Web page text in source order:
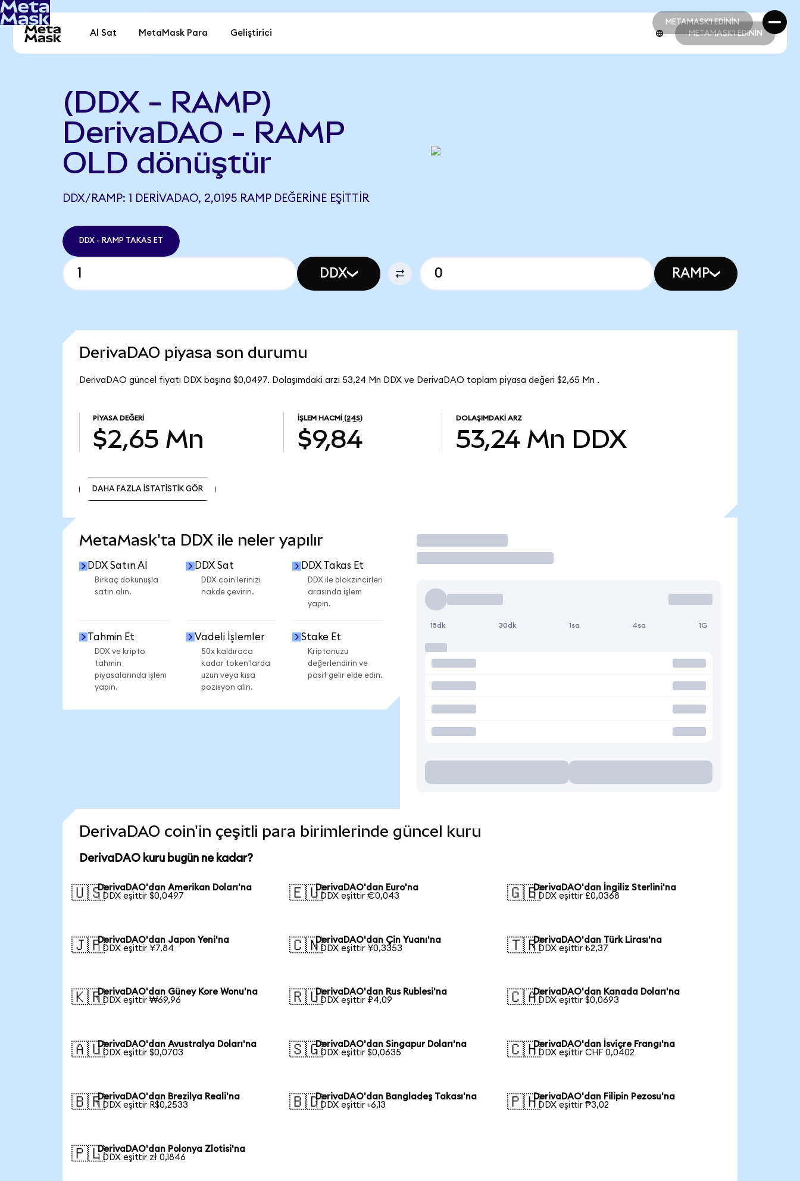
METAMASK'I EDİNİN
METAMASK'I EDİNİN
Al Sat MetaMask Para Geliştirici METAMASK'I EDİNİN
(DDX - RAMP)
DerivaDAO - RAMP
OLD dönüştür
DDX/RAMP: 1 DERIVADAO, 2,0195 RAMP DEĞERINE EŞITTIR
DDX - RAMP TAKAS ET
DDX RAMP
DerivaDAO piyasa son durumu
DerivaDAO güncel fiyatı DDX başına $0,0497. Dolaşımdaki arzı 53,24 Mn DDX ve DerivaDAO toplam piyasa değeri $2,65 Mn .
PIYASA DEĞERI
$2,65 Mn
İŞLEM HACMI (24S)
$9,84
DOLAŞIMDAKI ARZ
53,24 Mn DDX
DAHA FAZLA İSTATİSTİK GÖR
MetaMask'ta DDX ile neler yapılır
DDX Satın Al
Birkaç dokunuşla
satın alın.
DDX Sat
DDX coin'lerinizi
nakde çevirin.
DDX Takas Et
DDX ile blokzincirleri
arasında işlem
yapın.
Tahmin Et
DDX ve kripto
tahmin
piyasalarında işlem
yapın.
Vadeli İşlemler
50x kaldıraca
kadar token'larda
uzun veya kısa
pozisyon alın.
Stake Et
Kriptonuzu
değerlendirin ve
pasif gelir elde edin.
İşlem Yap
15dk 30dk 1sa 4sa 1G
DerivaDAO coin'in çeşitli para birimlerinde güncel kuru
DerivaDAO kuru bugün ne kadar?
🇺🇸DerivaDAO'dan Amerikan Doları'na
1 DDX eşittir $0,0497
🇪🇺DerivaDAO'dan Euro'na
1 DDX eşittir €0,043
🇬🇧DerivaDAO'dan İngiliz Sterlini'na
1 DDX eşittir £0,0368
🇯🇵DerivaDAO'dan Japon Yeni'na
1 DDX eşittir ¥7,84
🇨🇳DerivaDAO'dan Çin Yuanı'na
1 DDX eşittir ¥0,3353
🇹🇷DerivaDAO'dan Türk Lirası'na
1 DDX eşittir ₺2,37
🇰🇷DerivaDAO'dan Güney Kore Wonu'na
1 DDX eşittir ₩69,96
🇷🇺DerivaDAO'dan Rus Rublesi'na
1 DDX eşittir ₽4,09
🇨🇦DerivaDAO'dan Kanada Doları'na
1 DDX eşittir $0,0693
🇦🇺DerivaDAO'dan Avustralya Doları'na
1 DDX eşittir $0,0703
🇸🇬DerivaDAO'dan Singapur Doları'na
1 DDX eşittir $0,0635
🇨🇭DerivaDAO'dan İsviçre Frangı'na
1 DDX eşittir CHF 0,0402
🇧🇷DerivaDAO'dan Brezilya Reali'na
1 DDX eşittir R$0,2533
🇧🇩DerivaDAO'dan Bangladeş Takası'na
1 DDX eşittir ৳6,13
🇵🇭DerivaDAO'dan Filipin Pezosu'na
1 DDX eşittir ₱3,02
🇵🇱DerivaDAO'dan Polonya Zlotisi'na
1 DDX eşittir zł 0,1846